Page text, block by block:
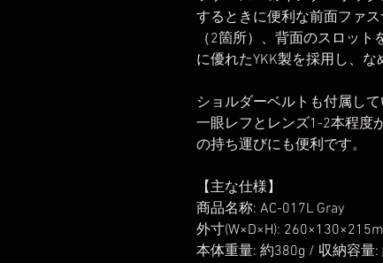
するときに便利な前面ファ
（2箇所）、背面のスロッ
に優れたYKK製を採用し、な
ショルダーベルトも付属し
一眼レフとレンズ1-2本程度
の持ち運びにも便利です。
【主な仕様】
商品名称: AC-017L Gray
外寸(W×D×H):
本体重量: 約380g / 収納容量: